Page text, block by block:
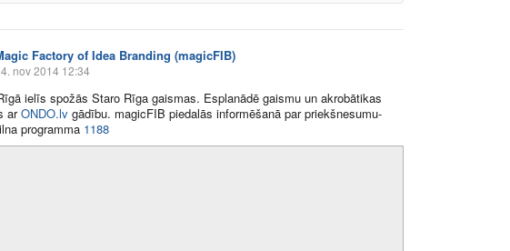
Factory of Idea Branding (magicFIB)
nov 2014 12:34
ielīs spožās Staro Rīga gaismas. Esplanādē gaismu un akrobātikas
arONDO.lv gādību. magicFIB piedalās informēšanā par priekšnesumu-
programma 1188